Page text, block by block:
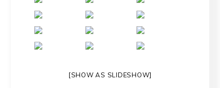
[SHOW AS SLIDESHOW]